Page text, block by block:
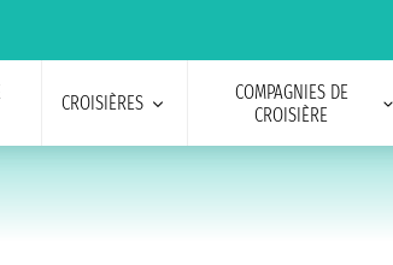
CROISIÈRES
COMPAGNIES DE
CROISIÈRE